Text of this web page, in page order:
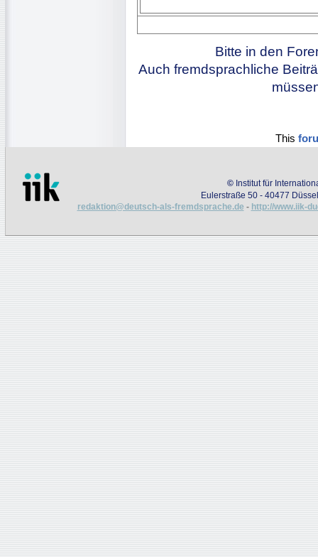
Bitte in den
Auch fremdsprachliche
This
© Institut für
Eulerstraße 50 - 40477
redaktion@deutsch-als-fremdsprache.de - http://www.iik-